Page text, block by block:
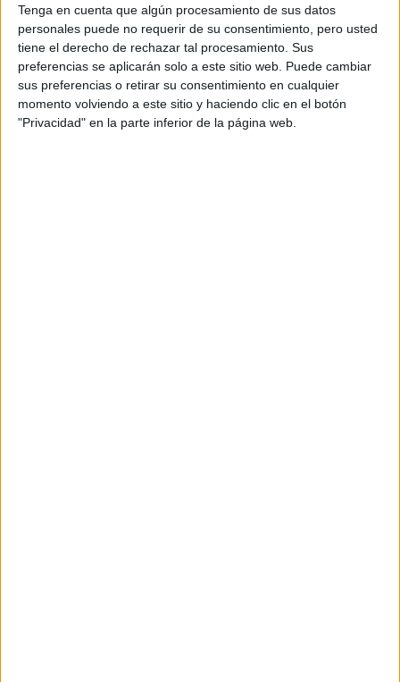
Tenga en cuenta que algún procesamiento de sus datos
personales puede no requerir de su consentimiento, pero usted
tiene el derecho de rechazar tal procesamiento. Sus
preferencias se aplicarán solo a este sitio web. Puede cambiar
sus preferencias o retirar su consentimiento en cualquier
momento volviendo a este sitio y haciendo clic en el botón
"Privacidad" en la parte inferior de la página web.
Ray Winstone, Ian McShane, Eddie Izzard, Bob Hoskins , Toby
Jones, Eddie Marsan, Stephen Graham, Lily ColeySpruell
Samcompletan el reparto.
En la aventura épica de acción,Kristen Stewart(Crepúsculo
encarna a la única mujer que supera en belleza a la malvada reina (la
oscarizada Charlize Theron) decidida a destruirla a toda costa. Pero
la pérfida soberana ignora que un cazador (Chris Hemsworth